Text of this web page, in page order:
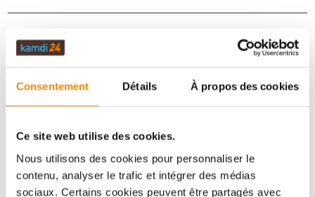
Consentement Détails À propos des cookies
Ce site web utilise des cookies.
Nous utilisons des cookies pour personnaliser le
contenu, analyser le trafic et intégrer des médias
sociaux. Certains cookies peuvent être partagés avec
Imprimer la fiche article Question sur l’article